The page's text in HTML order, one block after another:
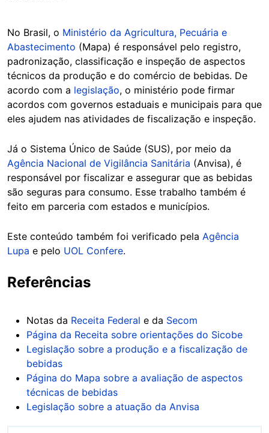
No Brasil, o Ministério da Agricultura, Pecuária e
Abastecimento (Mapa) é responsável pelo registro,
padronização, classificação e inspeção de aspectos
técnicos da produção e do comércio de bebidas. De
acordo com a legislação, o ministério pode firmar
acordos com governos estaduais e municipais para que
eles ajudem nas atividades de fiscalização e inspeção.
Já o Sistema Único de Saúde (SUS), por meio da
Agência Nacional de Vigilância Sanitária (Anvisa), é
responsável por fiscalizar e assegurar que as bebidas
são seguras para consumo. Esse trabalho também é
feito em parceria com estados e municípios.
Este conteúdo também foi verificado pela Agência
Lupa e pelo UOL Confere.
Referências
Notas da Receita Federal e da Secom
Página da Receita sobre orientações do Sicobe
Legislação sobre a produção e a fiscalização de
bebidas
Página do Mapa sobre a avaliação de aspectos
técnicas de bebidas
Legislação sobre a atuação da Anvisa